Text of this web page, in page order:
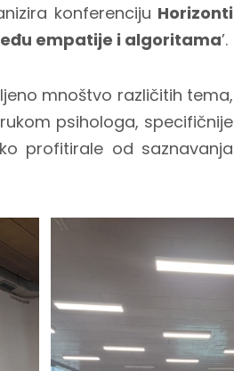
konferenciju Horizonti
empatije i algoritama’.
mnoštvo različitih tema,
psihologa, specifičnije
profitirale od saznavanja